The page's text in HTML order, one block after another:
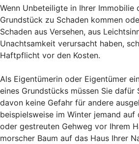
Wenn Unbeteiligte in Ihrer Immobilie
Grundstück zu Schaden kommen
Schaden aus Versehen, aus
Unachtsamkeit verursacht haben,
Haftpflicht vor den Kosten.
Als Eigentümerin oder Eigentümer
eines Grundstücks müssen Sie dafür
davon keine Gefahr für andere
beispielsweise im Winter jemand
oder gestreuten Gehweg vor Ihrem
morscher Baum auf das Haus Ihrer